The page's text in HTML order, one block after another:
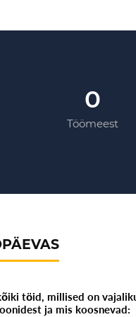
0
Töömeest
töid, millised on
ja mis koosnevad: